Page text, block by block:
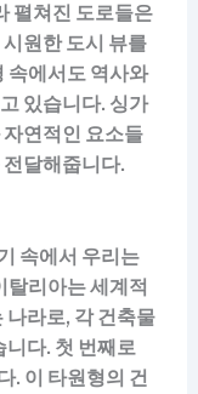
펼쳐진 도로들은
원한 도시 뷰를
속에서도 역사와
있습니다. 싱가
연적인 요소들
달해줍니다.
속에서 우리는
탈리아는 세계적
나라로, 각 건축물
다. 첫 번째로
. 이 타원형의 건